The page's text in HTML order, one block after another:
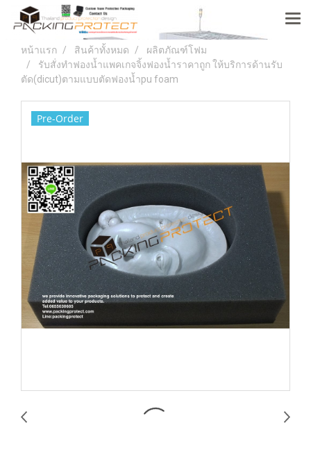
หน้าแรก สินค้าทั้งหมด
ผลิตภัณฑ์โฟม
รับสั่งทำฟองน้ำแพคเกจจิ้งฟองน้ำราคาถูก ให้บริการด้านรับ
ตัด(dicut)ตามแบบตัดฟองน้ำpu foam
Pre-Order